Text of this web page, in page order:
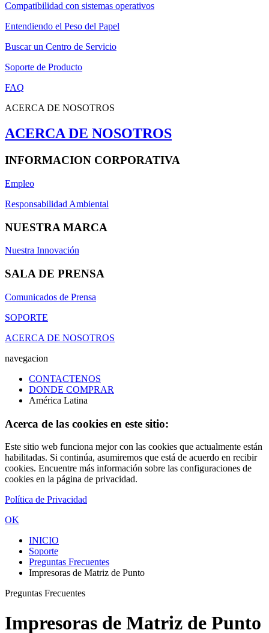
Compatibilidad con sistemas operativos
Entendiendo el Peso del Papel
Buscar un Centro de Servicio
Soporte de Producto
FAQ
ACERCA DE NOSOTROS
ACERCA DE NOSOTROS
INFORMACION CORPORATIVA
Empleo
Responsabilidad Ambiental
NUESTRA MARCA
Nuestra Innovación
SALA DE PRENSA
Comunicados de Prensa
SOPORTE
ACERCA DE NOSOTROS
navegacion
CONTACTENOS
DONDE COMPRAR
América Latina
Acerca de las cookies en este sitio:
Este sitio web funciona mejor con las cookies que actualmente están
habilitadas. Si continúa, asumiremos que está de acuerdo en recibir
cookies. Encuentre más información sobre las configuraciones de
cookies en la página de privacidad.
Política de Privacidad
OK
INICIO
Soporte
Preguntas Frecuentes
Impresoras de Matriz de Punto
Preguntas Frecuentes
Impresoras de Matriz de Punto